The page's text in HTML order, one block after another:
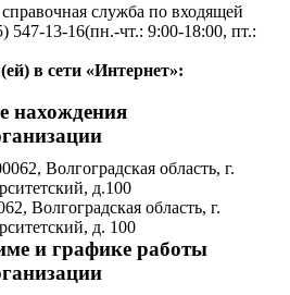
справочная служба по входящей
547-13-16(пн.-чт.: 9:00-18:00, пт.:
в сети «Интернет»:
нахождения
Волгоградская область, г.
д.100
Волгоградская область, г.
д. 100
и графике работы